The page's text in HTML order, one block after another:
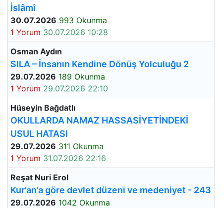
İslâmî
30.07.2026 993 Okunma
1 Yorum 30.07.2026 10:28
Osman Aydın
SILA – İnsanın Kendine Dönüş Yolculuğu 2
29.07.2026 189 Okunma
1 Yorum 29.07.2026 22:10
Hüseyin Bağdatlı
OKULLARDA NAMAZ HASSASİYETİNDEKİ
USUL HATASI
29.07.2026 311 Okunma
1 Yorum 31.07.2026 22:16
Reşat Nuri Erol
Kur’an’a göre devlet düzeni ve medeniyet - 243
29.07.2026 1042 Okunma